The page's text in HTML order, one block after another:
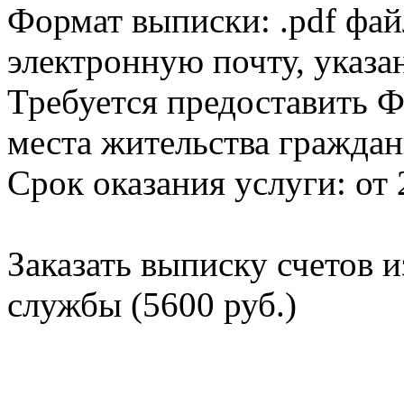
Формат выписки: .pdf
электронную почту,
Требуется
места жительства
Срок оказания услуги: от
Заказать выписку счетов
службы (5600 руб.)